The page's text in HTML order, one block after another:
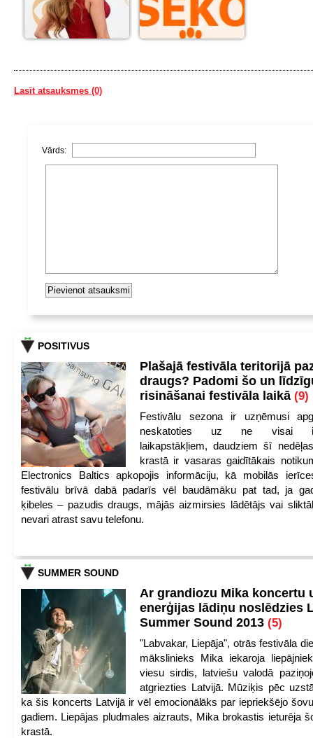
Lasīt atsauksmes (0)
Vārds:
POSITIVUS
Plašajā festivāla teritorijā
draugs? Padomi šo un
risināšanai festivāla laikā (9)
Festivālu sezona ir uzņēmusi
neskatoties uz ne visai
laikapstākļiem, daudziem šī
krastā ir vasaras gaidītākais
Electronics Baltics apkopojis informāciju, kā mobilās
festivālu brīvā dabā padarīs vēl baudāmāku pat tad, ja
ķibeles – pazudis draugs, mājās aizmirsies lādētājs vai
nevari atrast savu telefonu.
SUMMER SOUND
Ar grandiozu Mika koncertu
enerģijas lādiņu noslēdzies
Summer Sound 2013 (5)
"Labvakar, Liepāja", otrās festivāla
mākslinieks Mika iekaroja
viesu sirdis, latviešu valodā
atgriezties Latvijā. Mūziķis pēc
ka šis koncerts Latvijā ir vēl emocionālāks par iepriekšējo
gadiem. Liepājas pludmales aizrauts, Mika brokastis ieturēja
krastā.